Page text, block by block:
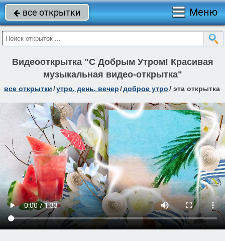
 все открытки Меню
Видеооткрытка "С Добрым Утром! Красивая
музыкальная видео-открытка"
все открытки/утро, день, вечер/доброе утро/ эта открытка